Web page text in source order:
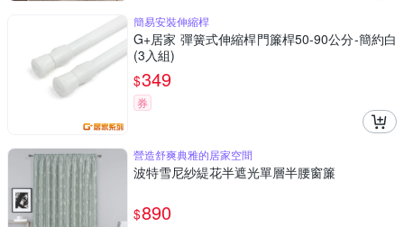
簡易安裝伸縮桿
G+居家 彈簧式伸縮桿門簾桿50-90公分-簡約白
(3入組)
$349
券
營造舒爽典雅的居家空間
波特雪尼紗緹花半遮光單層半腰窗簾
$890